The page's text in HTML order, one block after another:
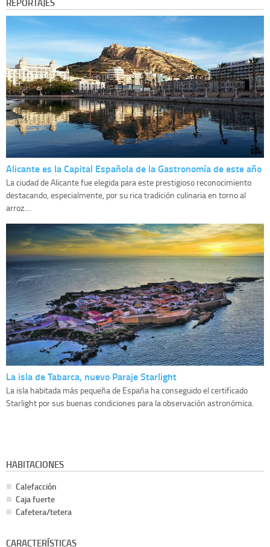
REPORTAJES
Alicante es la Capital Española de la Gastronomía de este año
La ciudad de Alicante fue elegida para este prestigioso reconocimiento
destacando, especialmente, por su rica tradición culinaria en torno al
arroz....
La isla de Tabarca, nuevo Paraje Starlight
La isla habitada más pequeña de España ha conseguido el certificado
Starlight por sus buenas condiciones para la observación astronómica.
HABITACIONES
Calefacción
Caja fuerte
Cafetera/tetera
CARACTERÍSTICAS